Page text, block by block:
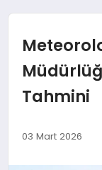
DÜNYA
SİYASET
EKONOMİ
Tahmini
03 Mart 2026